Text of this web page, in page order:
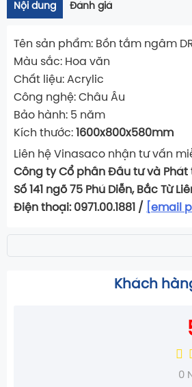
Nội dung Đánh giá
Tên sản phẩm: Bồn tắm ngâm
Màu sắc: Hoa văn
Chất liệu: Acrylic
Công nghệ: Châu Âu
Bảo hành: 5 năm
Kích thước: 1600x800x580mm
Liên hệ Vinasaco nhận tư vấn
Công ty Cổ phần Đầu tư và Phát
Số 141 ngõ 75 Phú Diễn, Bắc Từ
Điện thoại: 0971.00.1881 /
[email
Khách
0